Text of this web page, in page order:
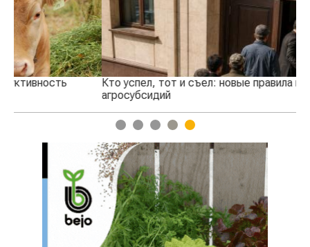
Кто успел, тот и съел: новые правила выдачи
1 2 3 4 5